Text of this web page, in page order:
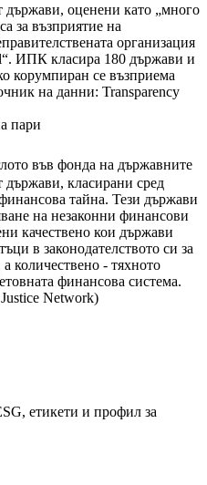
оценени като „много
за възприятие на
организация
ИПК класира 180 държави и
корумпиран се възприема
на данни: Transparency
пари
във фонда на държавните
класирани сред
тайна. Тези държави
на незаконни финансови
качествено кои държави
в законодателството си за
количествено - тяхното
финансова система.
Network)
етикети и профил за